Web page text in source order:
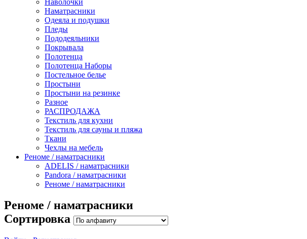
Наматрасники
Одеяла и подушки
Пледы
Пододеяльники
Покрывала
Полотенца
Полотенца Наборы
Постельное белье
Простыни
Простыни на резинке
Разное
РАСПРОДАЖА
Текстиль для кухни
Текстиль для сауны и пляжа
Ткани
Чехлы на мебель
Реноме / наматрасники
ADELIS / наматрасники
Pandora / наматрасники
Реноме / наматрасники
Реноме / наматрасники
Сортировка